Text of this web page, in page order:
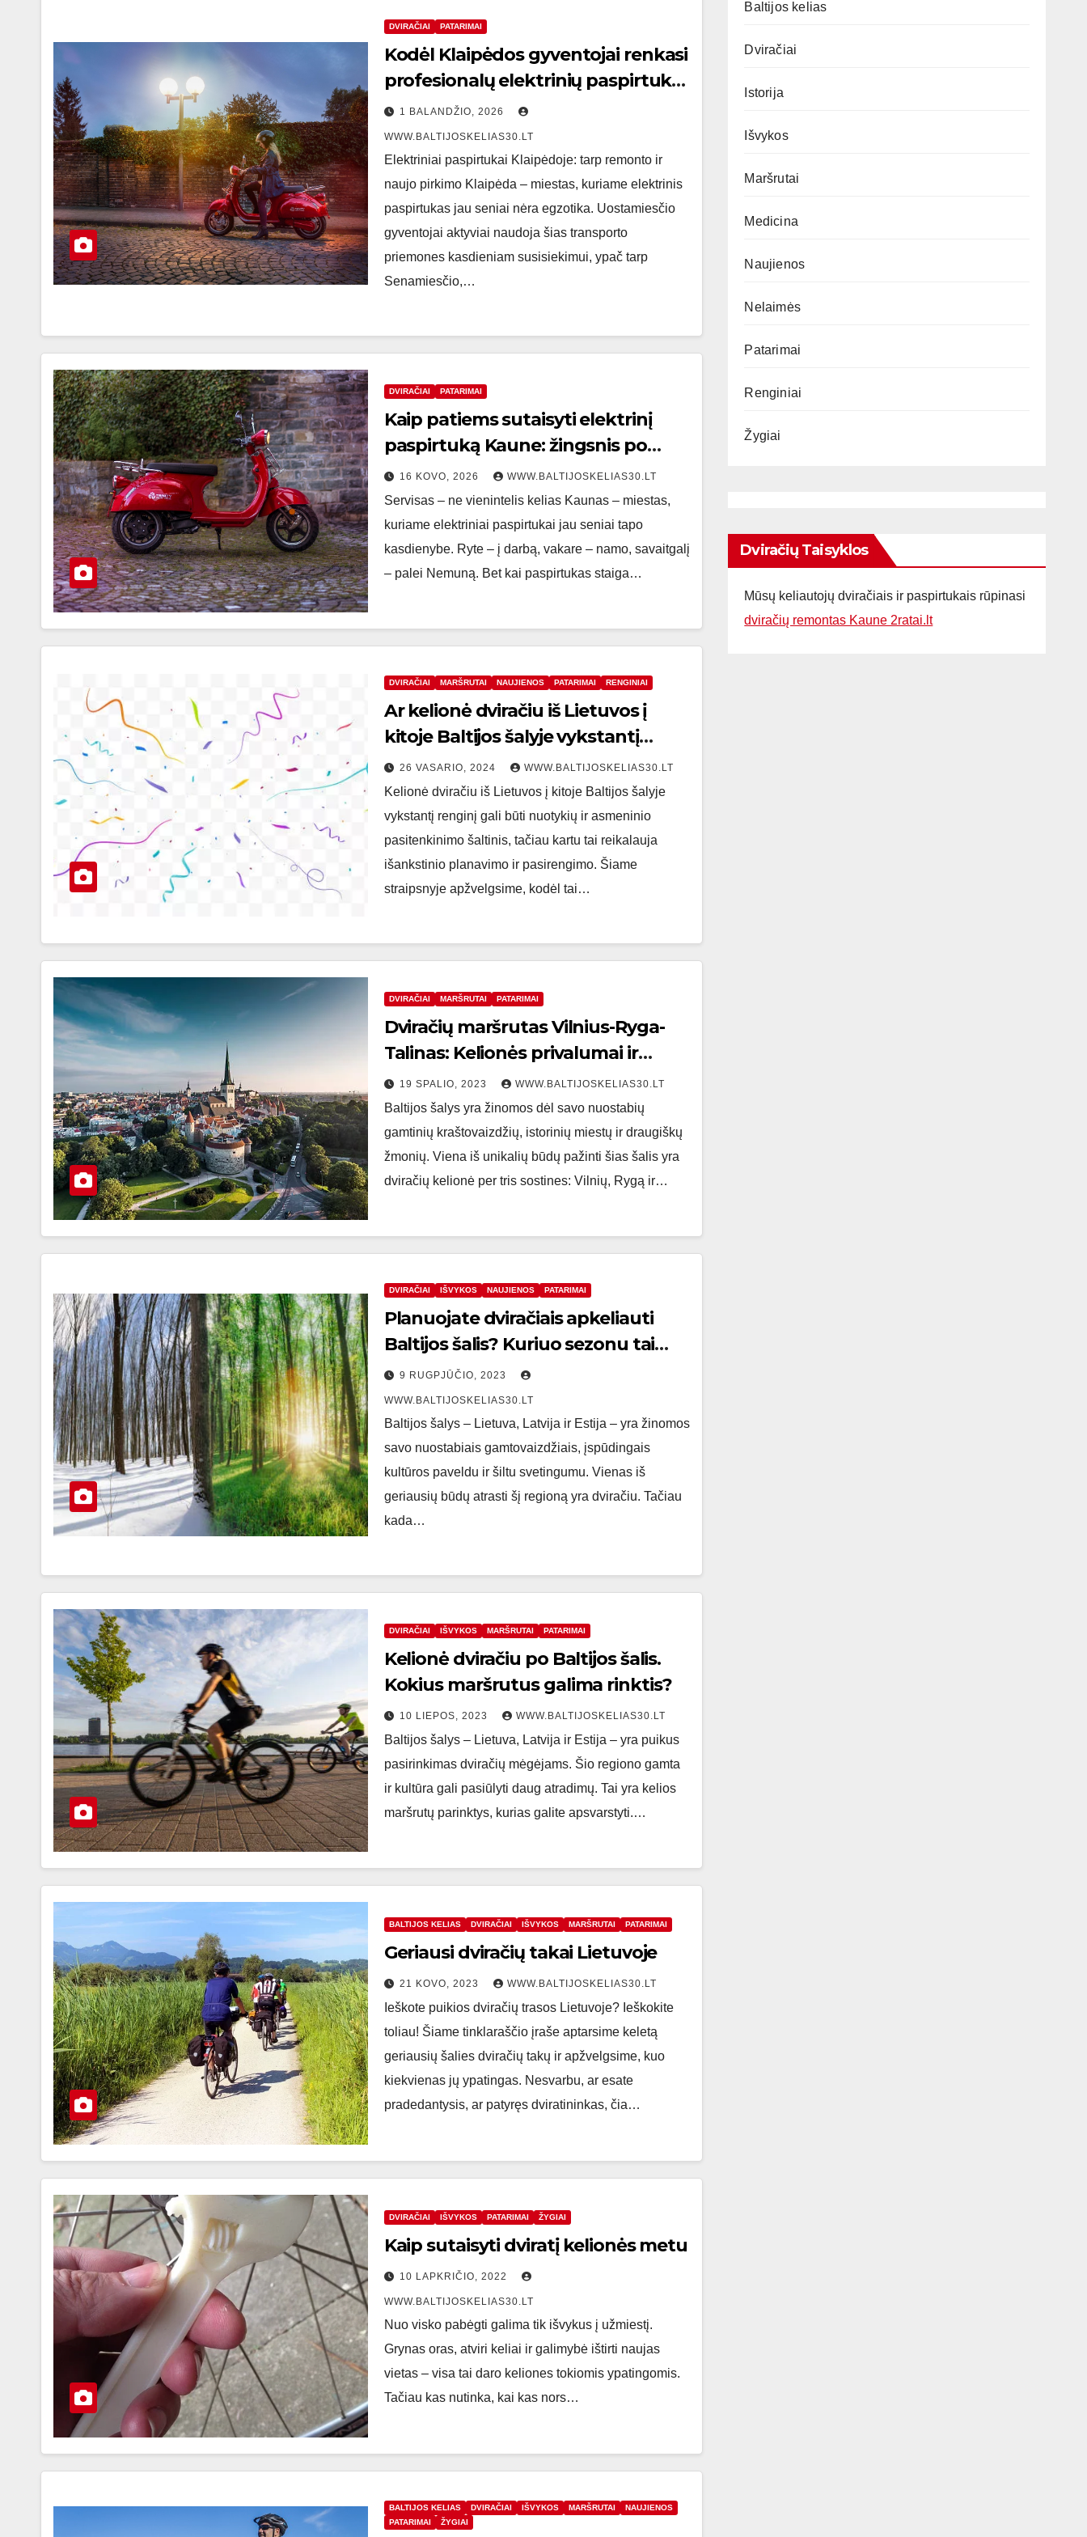
DVIRAČIAI PATARIMAI
Kodėl Klaipėdos gyventojai renkasi
profesionalų elektrinių paspirtukų
taisymą vietoj naujo pirkimo:
ekspertų patarimai ir realūs
pavyzdžiai
1 BALANDŽIO, 2026
WWW.BALTIJOSKELIAS30.LT
Elektriniai paspirtukai Klaipėdoje: tarp remonto ir
naujo pirkimo Klaipėda – miestas, kuriame elektrinis
paspirtukas jau seniai nėra egzotika. Uostamiesčio
gyventojai aktyviai naudoja šias transporto
priemones kasdieniam susisiekimui, ypač tarp
Senamiesčio,…
DVIRAČIAI PATARIMAI
Kaip patiems sutaisyti elektrinį
paspirtuką Kaune: žingsnis po
žingsnio vadovas sutaupysiantis
jūsų pinigus
16 KOVO, 2026 WWW.BALTIJOSKELIAS30.LT
Servisas – ne vienintelis kelias Kaunas – miestas,
kuriame elektriniai paspirtukai jau seniai tapo
kasdienybe. Ryte – į darbą, vakare – namo, savaitgalį
– palei Nemuną. Bet kai paspirtukas staiga…
DVIRAČIAI MARŠRUTAI NAUJIENOS PATARIMAI RENGINIAI
Ar kelionė dviračiu iš Lietuvos į
kitoje Baltijos šalyje vykstantį
reginį yra gera įdėja?
26 VASARIO, 2024 WWW.BALTIJOSKELIAS30.LT
Kelionė dviračiu iš Lietuvos į kitoje Baltijos šalyje
vykstantį renginį gali būti nuotykių ir asmeninio
pasitenkinimo šaltinis, tačiau kartu tai reikalauja
išankstinio planavimo ir pasirengimo. Šiame
straipsnyje apžvelgsime, kodėl tai…
DVIRAČIAI MARŠRUTAI PATARIMAI
Dviračių maršrutas Vilnius-Ryga-
Talinas: Kelionės privalumai ir
išūkiai
19 SPALIO, 2023 WWW.BALTIJOSKELIAS30.LT
Baltijos šalys yra žinomos dėl savo nuostabių
gamtinių kraštovaizdžių, istorinių miestų ir draugiškų
žmonių. Viena iš unikalių būdų pažinti šias šalis yra
dviračių kelionė per tris sostines: Vilnių, Rygą ir…
DVIRAČIAI IŠVYKOS NAUJIENOS PATARIMAI
Planuojate dviračiais apkeliauti
Baltijos šalis? Kuriuo sezonu tai
geriausia daryti?
9 RUGPJŪČIO, 2023
WWW.BALTIJOSKELIAS30.LT
Baltijos šalys – Lietuva, Latvija ir Estija – yra žinomos
savo nuostabiais gamtovaizdžiais, įspūdingais
kultūros paveldu ir šiltu svetingumu. Vienas iš
geriausių būdų atrasti šį regioną yra dviračiu. Tačiau
kada…
DVIRAČIAI IŠVYKOS MARŠRUTAI PATARIMAI
Kelionė dviračiu po Baltijos šalis.
Kokius maršrutus galima rinktis?
10 LIEPOS, 2023 WWW.BALTIJOSKELIAS30.LT
Baltijos šalys – Lietuva, Latvija ir Estija – yra puikus
pasirinkimas dviračių mėgėjams. Šio regiono gamta
ir kultūra gali pasiūlyti daug atradimų. Tai yra kelios
maršrutų parinktys, kurias galite apsvarstyti.…
BALTIJOS KELIAS DVIRAČIAI IŠVYKOS MARŠRUTAI PATARIMAI
Geriausi dviračių takai Lietuvoje
21 KOVO, 2023 WWW.BALTIJOSKELIAS30.LT
Ieškote puikios dviračių trasos Lietuvoje? Ieškokite
toliau! Šiame tinklaraščio įraše aptarsime keletą
geriausių šalies dviračių takų ir apžvelgsime, kuo
kiekvienas jų ypatingas. Nesvarbu, ar esate
pradedantysis, ar patyręs dviratininkas, čia…
DVIRAČIAI IŠVYKOS PATARIMAI ŽYGIAI
Kaip sutaisyti dviratį kelionės metu
10 LAPKRIČIO, 2022
WWW.BALTIJOSKELIAS30.LT
Nuo visko pabėgti galima tik išvykus į užmiestį.
Grynas oras, atviri keliai ir galimybė ištirti naujas
vietas – visa tai daro keliones tokiomis ypatingomis.
Tačiau kas nutinka, kai kas nors…
BALTIJOS KELIAS DVIRAČIAI IŠVYKOS MARŠRUTAI
NAUJIENOS
PATARIMAI
ŽYGIAI
Baltijos kelias
Dviračiai
Istorija
Išvykos
Maršrutai
Medicina
Naujienos
Nelaimės
Patarimai
Renginiai
Žygiai
Dviračių Taisyklos
Mūsų keliautojų dviračiais ir paspirtukais rūpinasi
dviračių remontas Kaune 2ratai.lt